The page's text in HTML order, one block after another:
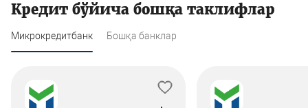
Кредит бўйича бошқа таклифлар
Микрокредитбанк Бошқа банклар